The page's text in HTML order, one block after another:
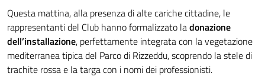
Questa mattina, alla presenza di alte cariche cittadine, le
rappresentanti del Club hanno formalizzato ladonazione
dell’installazione, perfettamente integrata con la vegetazione
mediterranea tipica del Parco di Rizzeddu, scoprendo la stele di
trachite rossa e la targa con i nomi dei professionisti.